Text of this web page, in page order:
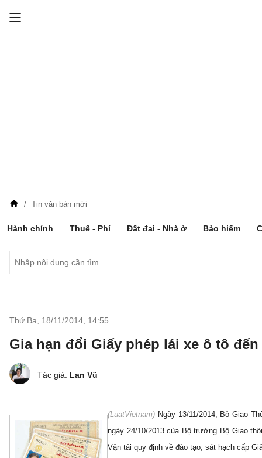
Tin văn bản mới
Hành chính Thuế - Phí Đất đai - Nhà ở Bảo hiểm
Thứ Ba, 18/11/2014 14:55
Gia hạn đổi Giấy phép lái xe ô tô đến
Tác giả: Lan Vũ
(LuatVietnam) Ngày 13/11/2014, Bộ Giao
ngày 24/10/2013 của Bộ trưởng Bộ Giao
Vận tải quy định về đào tạo, sát hạch cấp